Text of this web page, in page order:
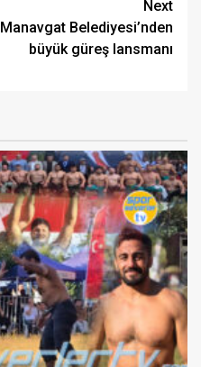
Next
Manavgat Belediyesi’nden
büyük güreş lansmanı